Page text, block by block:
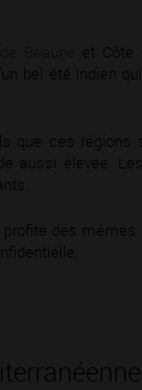
Beaune et Côte
bel été indien
que ces
aussi élevée. Les
profite des mêmes